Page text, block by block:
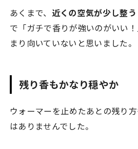
あくまで、 近くの空気が少し整う
で「ガチで香りが強いのがいい
まり向いていないと思いました。
残り香もかなり穏やか
ウォーマーを止めたあとの残り
はありませんでした。